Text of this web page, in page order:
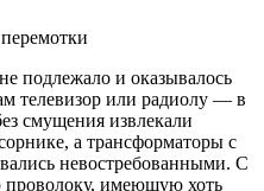
подлежало и оказывалось
телевизор или радиолу — в
смущения извлекали
а трансформаторы с
невостребованными. С
проволоку, имеющую хоть